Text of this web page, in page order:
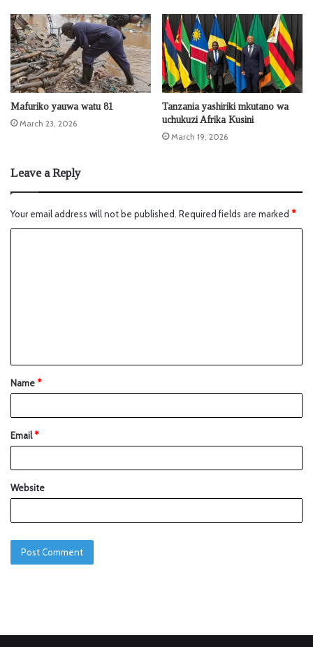
Mafuriko yauwa watu 81
March 23, 2026
Tanzania yashiriki mkutano wa
uchukuzi Afrika Kusini
March 19, 2026
Leave a Reply
Your email address will not be published. Required fields are marked *
Name*
Email*
Website